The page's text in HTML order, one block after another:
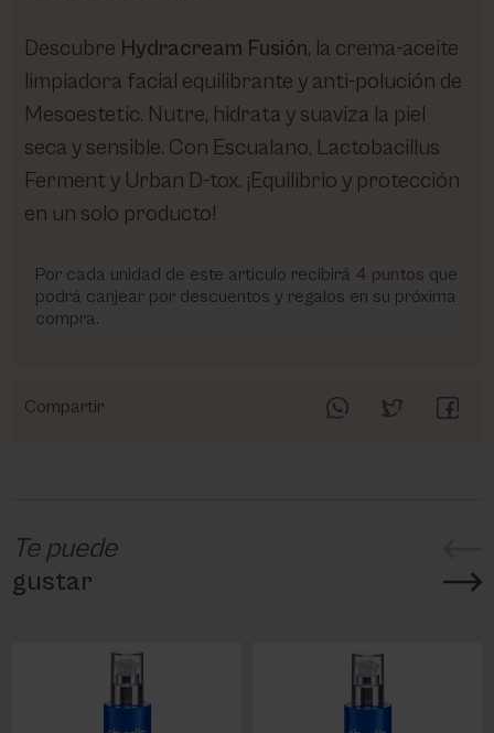
Descubre Hydracream Fusión, la crema-aceite
limpiadora facial equilibrante y anti-polución de
Mesoestetic. Nutre, hidrata y suaviza la piel
seca y sensible. Con Escualano, Lactobacillus
Ferment y Urban D-tox. ¡Equilibrio y protección
en un solo producto!
Por cada unidad de este articulo recibirá 4 puntos que
podrá canjear por descuentos y regalos en su próxima
compra.
Compartir
Te puede
gustar